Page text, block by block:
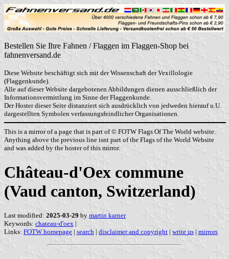
Bestellen Sie Ihre Fahnen / Flaggen im Flaggen-Shop bei
fahnenversand.de
Diese Website beschäftigt sich mit der Wissenschaft der Vexillologie
(Flaggenkunde).
Alle auf dieser Website dargebotenen Abbildungen dienen ausschließlich der
Informationsvermittlung im Sinne der Flaggenkunde.
Der Hoster dieser Seite distanziert sich ausdrücklich von jedweden hierauf u.U.
dargestellten Symbolen verfassungsfeindlicher Organisationen.
This is a mirror of a page that is part of © FOTW Flags Of The World website.
Anything above the previous line isnt part of the Flags of the World Website
and was added by the hoster of this mirror.
Château-d'Oex commune
(Vaud canton, Switzerland)
Last modified: 2025-03-29 by martin karner
Keywords: chateau-d'oex |
Links: FOTW homepage | search | disclaimer and copyright | write us | mirrors